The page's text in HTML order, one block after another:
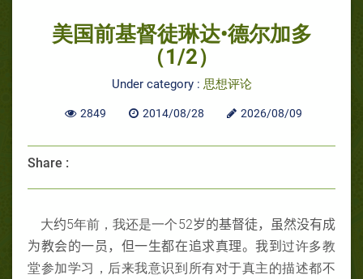
美国前基督徒琳达•德尔加多
（1/2）
Under category : 思想评论
2849 2014/08/28 2026/08/09
Share :
大约5年前，我还是一个52岁的基督徒，虽然没有成
为教会的一员， 但一生都在追求真理。我到过许多教
堂参加学习，后来我意识到所有对于真主的描述都不